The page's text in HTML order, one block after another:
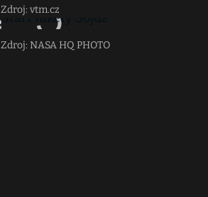
Zdroj: vtm.cz
Zdroj: NASA HQ PHOTO